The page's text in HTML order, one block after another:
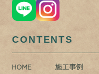
CONTENTS
HOME 施工事例